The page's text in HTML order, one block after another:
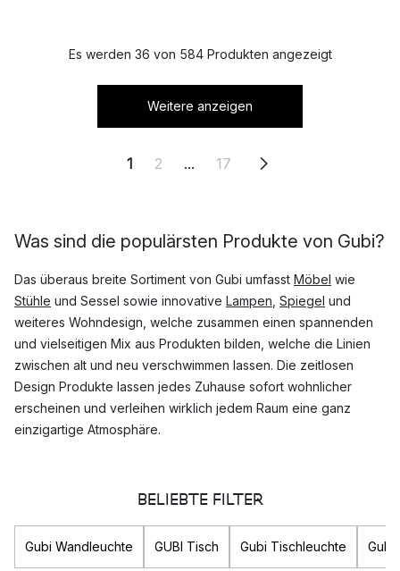
Es werden 36 von 584 Produkten angezeigt
Weitere anzeigen
1 2 ... 17
Was sind die populärsten Produkte von Gubi?
Das überaus breite Sortiment von Gubi umfasst Möbel wie
Stühle und Sessel sowie innovative Lampen Spiegel und
weiteres Wohndesign, welche zusammen einen spannenden
und vielseitigen Mix aus Produkten bilden, welche die Linien
zwischen alt und neu verschwimmen lassen. Die zeitlosen
Design Produkte lassen jedes Zuhause sofort wohnlicher
erscheinen und verleihen wirklich jedem Raum eine ganz
einzigartige Atmosphäre.
Multi-Lite
Gräshoppa
Pedrera
BELIEBTE FILTER
Gubi Wandleuchte GUBI Tisch Gubi Tischleuchte Gubi